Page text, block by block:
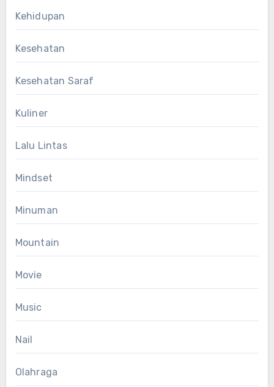
Kehidupan
Kesehatan
Kesehatan Saraf
Kuliner
Lalu Lintas
Mindset
Minuman
Mountain
Movie
Music
Nail
Olahraga